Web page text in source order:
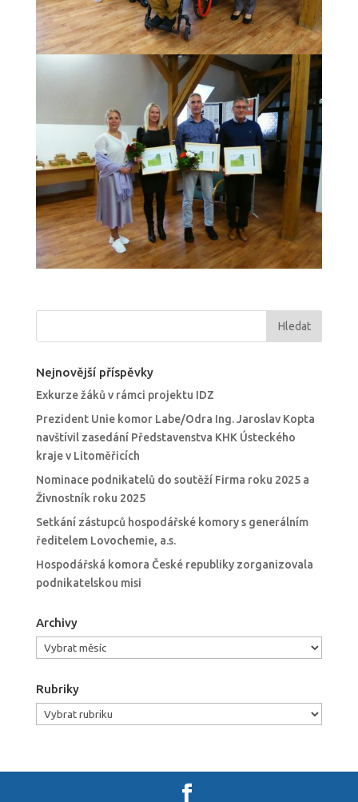
Nejnovější příspěvky
Exkurze žáků v rámci projektu IDZ
Prezident Unie komor Labe/Odra Ing. Jaroslav Kopta
navštívil zasedání Představenstva KHK Ústeckého
kraje v Litoměřicích
Nominace podnikatelů do soutěží Firma roku 2025 a
Živnostník roku 2025
Setkání zástupců hospodářské komory s generálním
ředitelem Lovochemie, a.s.
Hospodářská komora České republiky zorganizovala
podnikatelskou misi
Archivy
Archivy
Rubriky
Rubriky